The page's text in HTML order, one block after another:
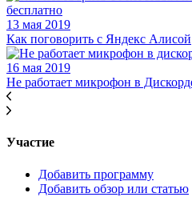
13 мая 2019
Как поговорить с Яндекс Алисой
16 мая 2019
Не работает микрофон в
Участие
Добавить программу
Добавить обзор или статью